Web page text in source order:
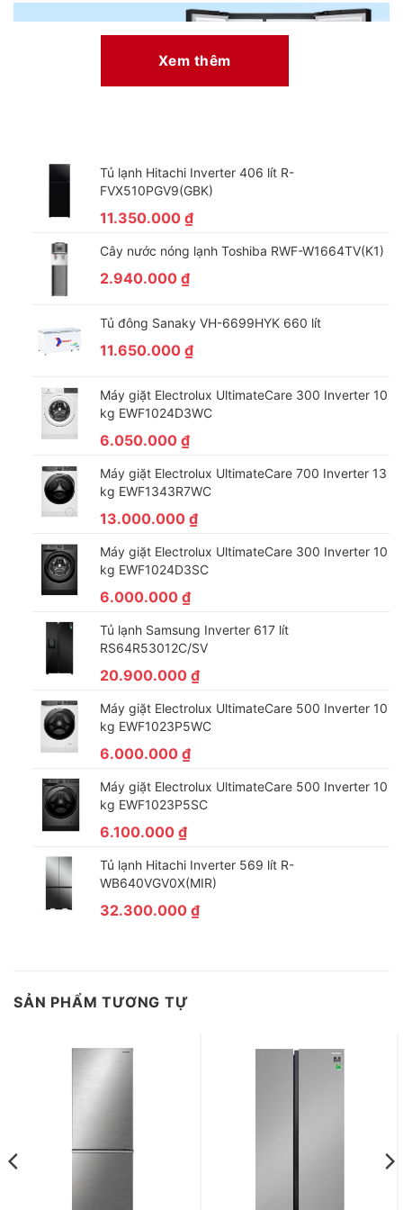
*Hình ảnh chỉ mang tính chất minh họa sản phẩm
Công nghệ tiết kiệm điện
– Trang bị công nghệ Linear Inverter có khả năng kiểm soát
chế tiếng ồn, tạo môi trường bảo quản thực phẩm lý tưởng
đồng thời giúp tiết kiệm điện năng hiệu quả.
*Hình ảnh chỉ mang tính chất minh họa sản phẩm
Công nghệ làm lạnh + Công nghệ bảo quản thực
phẩm
động của nhiệt độ giúp giữ cho đồ ăn của bạn tươi ngon đến 7
– Door Cooling: hệ thống tạo hơi lạnh ở cửa tủ đảm bảo hiệu
suất làm lạnh đều hơn, nhanh hơn cho đồ uống được làm lạnh
trong thời gian ngắn, thực phẩm có độ tươi ấn tượng.
Ngăn rau củ cân bằng ẩm lưới mắt cáo 2 chế độ Fresh
Balancer: ngăn chứa này được thiết kế thêm tấm lưới mắt cáo
có tác dụng giữ lại hơi nước từ rau củ quả ở các ô mắt cáo khi
bạn gạt qua chế độ Vegetables thì khí lạnh chỉ di chuyển ở
ngoài ngăn giúp tránh làm mất độ ẩm của rau củ. Còn khi bạn
Xem thêm
Tủ lạnh Hitachi Inverter 406 lít R-
FVX510PGV9(GBK)
11.350.000 ₫
Cây nước nóng lạnh Toshiba RWF-W1664TV(K1)
2.940.000 ₫
Tủ đông Sanaky VH-6699HYK 660 lít
11.650.000 ₫
Máy giặt Electrolux UltimateCare 300 Inverter 10
kg EWF1024D3WC
6.050.000 ₫
Máy giặt Electrolux UltimateCare 700 Inverter 13
kg EWF1343R7WC
13.000.000 ₫
Máy giặt Electrolux UltimateCare 300 Inverter 10
kg EWF1024D3SC
6.000.000 ₫
Tủ lạnh Samsung Inverter 617 lít
RS64R53012C/SV
20.900.000 ₫
Máy giặt Electrolux UltimateCare 500 Inverter 10
kg EWF1023P5WC
6.000.000 ₫
Máy giặt Electrolux UltimateCare 500 Inverter 10
kg EWF1023P5SC
6.100.000 ₫
Tủ lạnh Hitachi Inverter 569 lít R-
WB640VGV0X(MIR)
32.300.000 ₫
SẢN PHẨM TƯƠNG TỰ